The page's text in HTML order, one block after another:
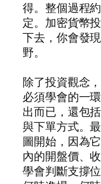
得。整個過程
定。加密貨幣
下去，你會發
野。
除了投資觀念
必須學會的一
出而已，還包
與下單方式。
圖開始，因為
內的開盤價、
學會判斷支撐